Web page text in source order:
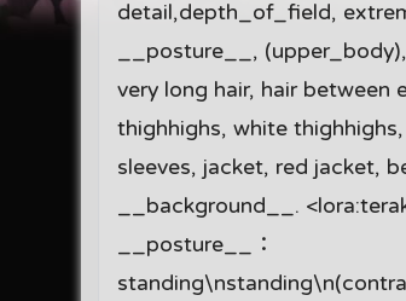
detail,depth_of_field,
__posture__,
very long hair, hair between
thighhighs, white
sleeves, jacket, red jacket,
__background__.
__posture__：